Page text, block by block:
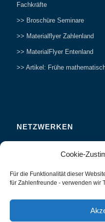
Cookie-
Für die Funktionalität dieser
für Zahlenfreunde - verwenden wir
Fachkräfte
>> Broschüre Seminare
>> Materialflyer Zahlenland
>> MaterialFlyer Entenland
>> Artikel: Frühe
NETZWERKEN
Studieren
Interviews und